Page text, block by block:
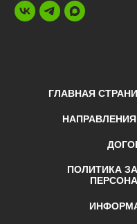
ГЛАВНАЯ
ПОЛИТИКА